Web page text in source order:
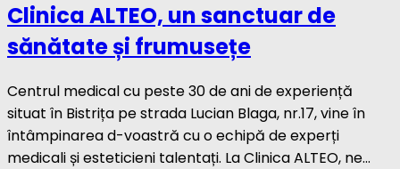
Clinica ALTEO, un sanctuar de
sănătate și frumusețe
Centrul medical cu peste 30 de ani de experiență
situat în Bistrița pe strada Lucian Blaga, nr.17, vine în
întâmpinarea d-voastră cu o echipă de experți
medicali și esteticieni talentați. La Clinica ALTEO, ne...